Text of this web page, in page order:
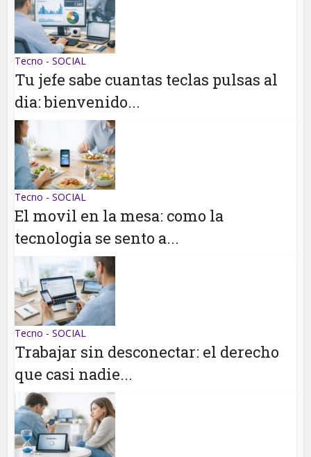
Tecno - SOCIAL
Tu jefe sabe cuantas teclas pulsas al
dia: bienvenido...
Tecno - SOCIAL
El movil en la mesa: como la
tecnologia se sento a...
Tecno - SOCIAL
Trabajar sin desconectar: el derecho
que casi nadie...